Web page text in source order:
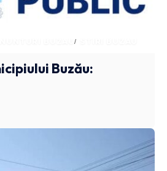
BUZAU
Buzău: